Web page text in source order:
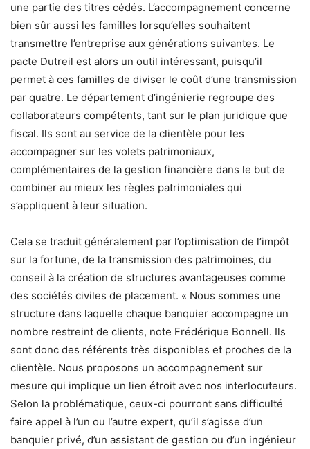
une partie des titres cédés. L’accompagnement concerne
bien sûr aussi les familles lorsqu’elles souhaitent
transmettre l’entreprise aux générations suivantes. Le
pacte Dutreil est alors un outil intéressant, puisqu’il
permet à ces familles de diviser le coût d’une transmission
par quatre. Le département d’ingénierie regroupe des
collaborateurs compétents, tant sur le plan juridique que
fiscal. Ils sont au service de la clientèle pour les
accompagner sur les volets patrimoniaux,
complémentaires de la gestion financière dans le but de
combiner au mieux les règles patrimoniales qui
s’appliquent à leur situation.
Cela se traduit généralement par l’optimisation de l’impôt
sur la fortune, de la transmission des patrimoines, du
conseil à la création de structures avantageuses comme
des sociétés civiles de placement. « Nous sommes une
structure dans laquelle chaque banquier accompagne un
nombre restreint de clients, note Frédérique Bonnell. Ils
sont donc des référents très disponibles et proches de la
clientèle. Nous proposons un accompagnement sur
mesure qui implique un lien étroit avec nos interlocuteurs.
Selon la problématique, ceux-ci pourront sans difficulté
faire appel à l’un ou l’autre expert, qu’il s’agisse d’un
banquier privé, d’un assistant de gestion ou d’un ingénieur